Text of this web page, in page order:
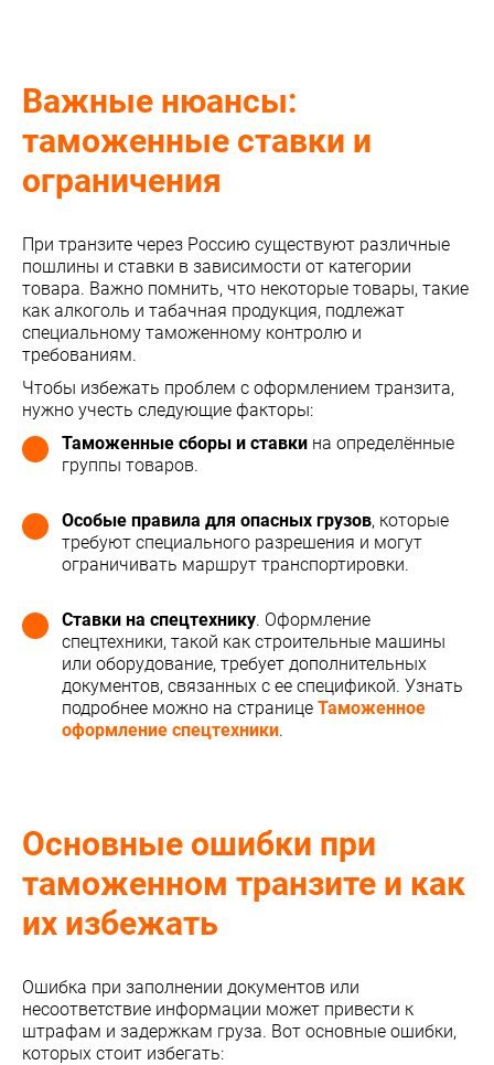
Важные нюансы:
таможенные ставки и
ограничения
При транзите через Россию существуют различные
пошлины и ставки в зависимости от категории
товара. Важно помнить, что некоторые товары, такие
как алкоголь и табачная продукция, подлежат
специальному таможенному контролю и
требованиям.
Чтобы избежать проблем с оформлением транзита,
нужно учесть следующие факторы:
Таможенные сборы и ставки на определённые
группы товаров.
Особые правила для опасных грузов, которые
требуют специального разрешения и могут
ограничивать маршрут транспортировки.
Ставки на спецтехнику. Оформление
спецтехники, такой как строительные машины
или оборудование, требует дополнительных
документов, связанных с ее спецификой. Узнать
подробнее можно на странице Таможенное
оформление спецтехники.
Основные ошибки при
таможенном транзите и как
их избежать
Ошибка при заполнении документов или
несоответствие информации может привести к
штрафам и задержкам груза. Вот основные ошибки,
которых стоит избегать: